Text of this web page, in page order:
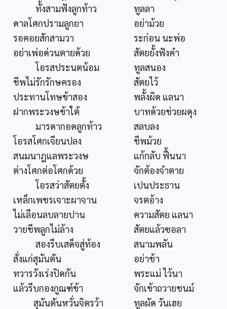
ทั้งสามฟังลูกท้าว
ทูลลา
ดาลโศกปรามลูกยา
อย่าม้วย
รอคอยสักสามวา
ระก่อน นะพ่อ
อย่าเพ่อด่วนตายด้วย
สัตยยั้งฟังคำ
โอรสประนตน้อม
ทูลสนอง
ชีพไม่รักรักษครอง
สัตยไว้
ประทานโทษข้าสอง
พลั้งผิด แลนา
ฝากพระวงษข้าใต้
บาทด้วยช่วยผดุง
มารดากอดลูกท้าว
สลบลง
โอรสโศกเจียนปลง
ชีพม้วย
สนมนาฎแลพระวงษ
แก้กลับ ฟื้นนา
ต่างโศกต่อโศกด้วย
จักต้องจำตาย
โอรสว่าสัตยตั้ง
เปนประธาน
เหล็กเพชรเจาะผาจาน
จรตอ้าง
ไม่เลือนลบลายปาน
ความสัตย แลนา
วายชีพลูกไม่ล้าง
สัตยแล้วฃอลา
สองรีบเสด็จสู่ท้อง
สนามพลัน
สั่งแก่สุมันตัน
อย่าช้า
ทวารวังเร่งปิดกัน
พระแม่ ไว้นา
แล้วรีบกองกูณฑ์ข้า
จักเข้าถวายชนม์
สุมันตันหวั่นจิตรว้า
ทูลผัด วันเฮย